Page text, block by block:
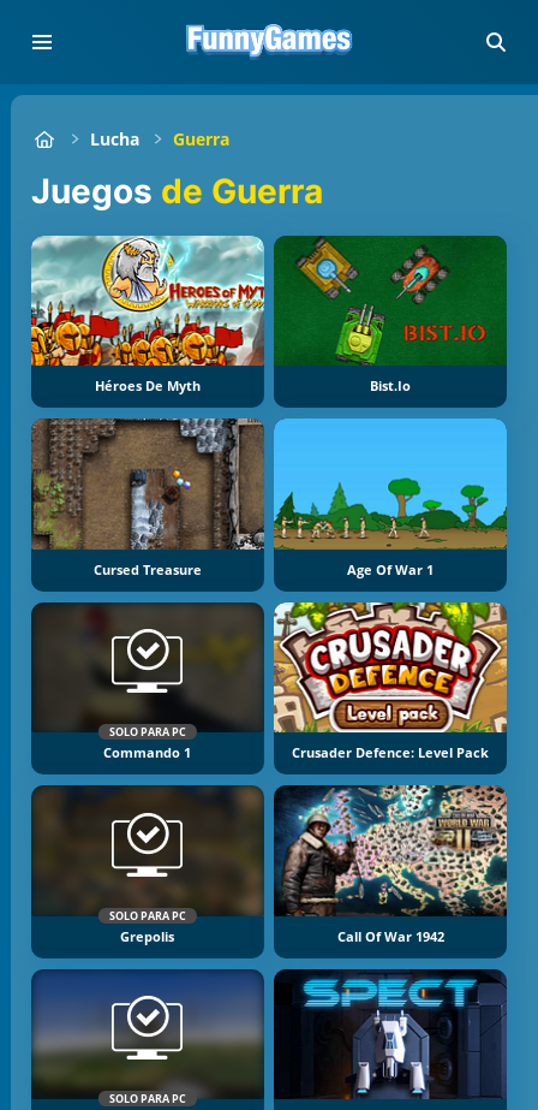
Lucha Guerra
Juegos de Guerra
Héroes De Myth Bist.io
Cursed Treasure Age Of War 1
SOLO PARA PC
Commando 1 Crusader Defence: Level Pack
SOLO PARA PC
Grepolis Call Of War 1942
SOLO PARA PC